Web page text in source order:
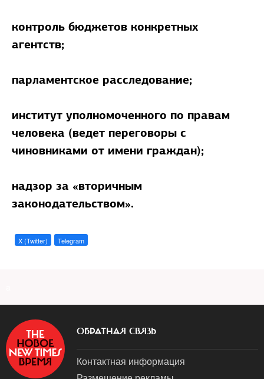
контроль бюджетов конкретных
агентств;
парламентское расследование;
институт уполномоченного по правам
человека (ведет переговоры с
чиновниками от имени граждан);
надзор за «вторичным
законодательством».
X (Twitter) Telegram
ОБРАТНАЯ СВЯЗЬ
Контактная информация